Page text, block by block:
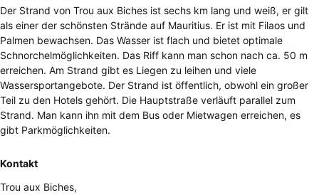
Der Strand von Trou aux Biches ist sechs km lang und weiß, er gilt
als einer der schönsten Strände auf Mauritius. Er ist mit Filaos und
Palmen bewachsen. Das Wasser ist flach und bietet optimale
Schnorchelmöglichkeiten. Das Riff kann man schon nach ca. 50 m
erreichen. Am Strand gibt es Liegen zu leihen und viele
Wassersportangebote. Der Strand ist öffentlich, obwohl ein großer
Teil zu den Hotels gehört. Die Hauptstraße verläuft parallel zum
Strand. Man kann ihn mit dem Bus oder Mietwagen erreichen, es
gibt Parkmöglichkeiten.
Kontakt
Trou aux Biches,